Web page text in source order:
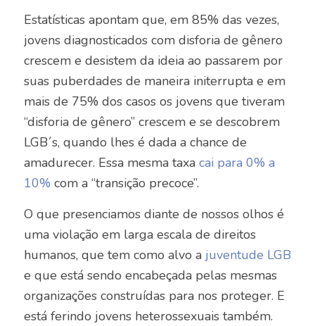
Estatísticas apontam que, em 85% das vezes,
jovens diagnosticados com disforia de gênero
crescem e desistem da ideia ao passarem por
suas puberdades de maneira initerrupta e em
mais de 75% dos casos os jovens que tiveram
“disforia de gênero” crescem e se descobrem
LGB´s, quando lhes é dada a chance de
amadurecer. Essa mesma taxa cai para 0% a
10% com a “transição precoce”.
O que presenciamos diante de nossos olhos é
uma violação em larga escala de direitos
humanos, que tem como alvo a juventude LGB
e que está sendo encabeçada pelas mesmas
organizações construídas para nos proteger. E
está ferindo jovens heterossexuais também.